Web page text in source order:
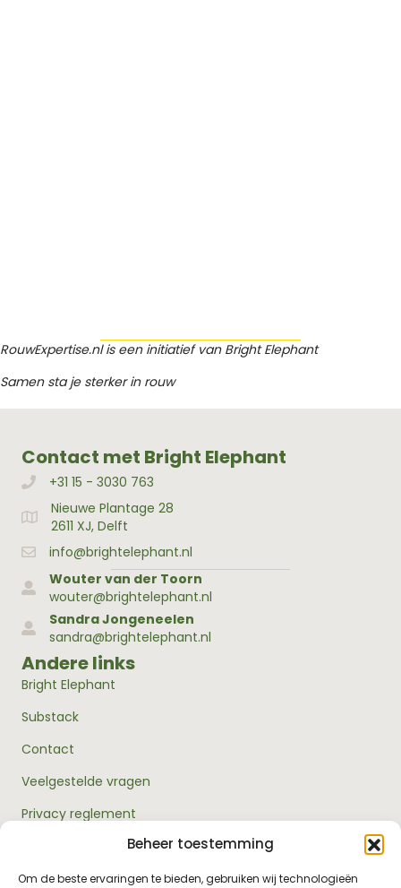
Beheer toestemming
Om de beste ervaringen te bieden, gebruiken wij technologieën
RouwExpertise.nl is een initiatief van Bright Elephant
Samen sta je sterker in rouw
Contact met Bright Elephant
Bellen met Bright Elephant
+31 15 - 3030 763
Adres Bright Elephant
Nieuwe Plantage 28
2611 XJ, Delft
info@brightelephant.nl
Wouter van der Toorn
wouter@brightelephant.nl
Sandra Jongeneelen
sandra@brightelephant.nl
Andere links
Bright Elephant
Substack
Contact
Veelgestelde vragen
Privacy reglement
Algemene voorwaarden
Over ons